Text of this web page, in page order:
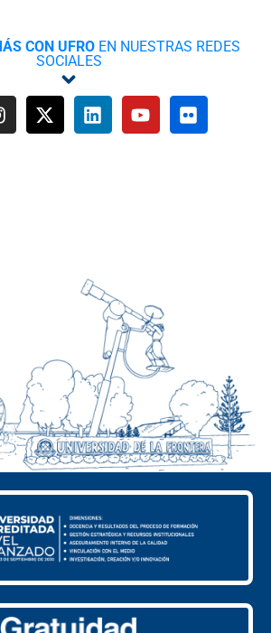
CON UFROEN NUESTRAS REDES
SOCIALES